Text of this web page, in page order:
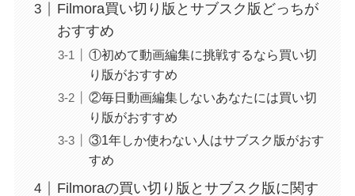
Filmora買い切り版とサブスク版どっちが
おすすめ
①初めて動画編集に挑戦するなら買い切
り版がおすすめ
②毎日動画編集しないあなたには買い切
り版がおすすめ
③1年しか使わない人はサブスク版がおす
すめ
Filmoraの買い切り版とサブスク版に関す